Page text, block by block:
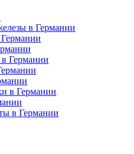
в Германии
Германии
в Германии
в Германии